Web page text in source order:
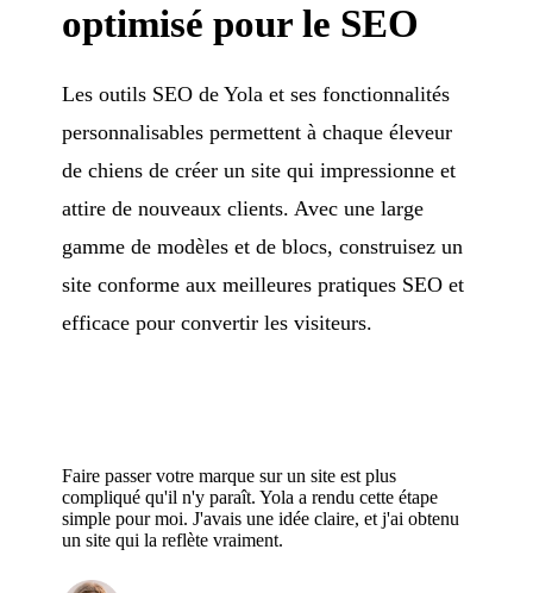
optimisé pour le SEO
Les outils SEO de Yola et ses fonctionnalités
personnalisables permettent à chaque éleveur
de chiens de créer un site qui impressionne et
attire de nouveaux clients. Avec une large
gamme de modèles et de blocs, construisez un
site conforme aux meilleures pratiques SEO et
efficace pour convertir les visiteurs.
Faire passer votre marque sur un site est plus
compliqué qu'il n'y paraît. Yola a rendu cette étape
simple pour moi. J'avais une idée claire, et j'ai obtenu
un site qui la reflète vraiment.